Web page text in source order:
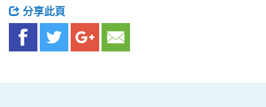
分享此頁